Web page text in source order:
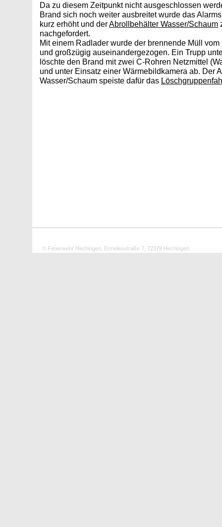
Da zu diesem Zeitpunkt nicht ausgeschlossen
Brand sich noch weiter ausbreitet wurde das
kurz erhöht und derAbrollbehälter Wasser/Schaum
nachgefordert.
Mit einem Radlader wurde der brennende Müll
und großzügig auseinandergezogen. Ein Trupp
löschte den Brand mit zwei C-Rohren Netzmittel
und unter Einsatz einer Wärmebildkamera ab. Der
Wasser/Schaum speiste dafür das
© Feuerwehr Hechingen, Ermelesstraße 7, 72379 Hechingen